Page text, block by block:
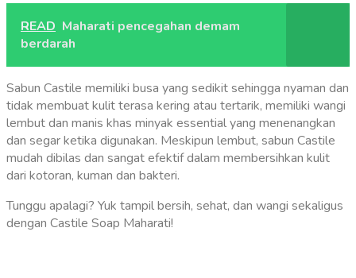
READ Maharati pencegahan demam
berdarah
Sabun Castile memiliki busa yang sedikit sehingga nyaman dan
tidak membuat kulit terasa kering atau tertarik, memiliki wangi
lembut dan manis khas minyak essential yang menenangkan
dan segar ketika digunakan. Meskipun lembut, sabun Castile
mudah dibilas dan sangat efektif dalam membersihkan kulit
dari kotoran, kuman dan bakteri.
Tunggu apalagi? Yuk tampil bersih, sehat, dan wangi sekaligus
dengan Castile Soap Maharati!